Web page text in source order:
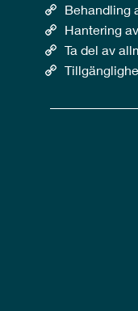
Behandling
Hantering
Ta del av